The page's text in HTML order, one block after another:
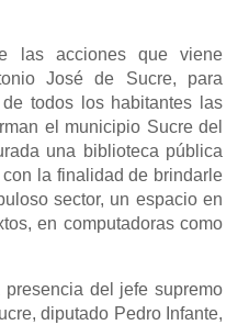
las acciones que viene
José de Sucre, para
todos los habitantes las
el municipio Sucre del
una biblioteca pública
la finalidad de brindarle
sector, un espacio en
en computadoras como
del jefe supremo
diputado Pedro Infante,